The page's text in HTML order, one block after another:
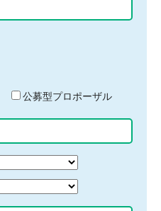
公募型プロポーザル